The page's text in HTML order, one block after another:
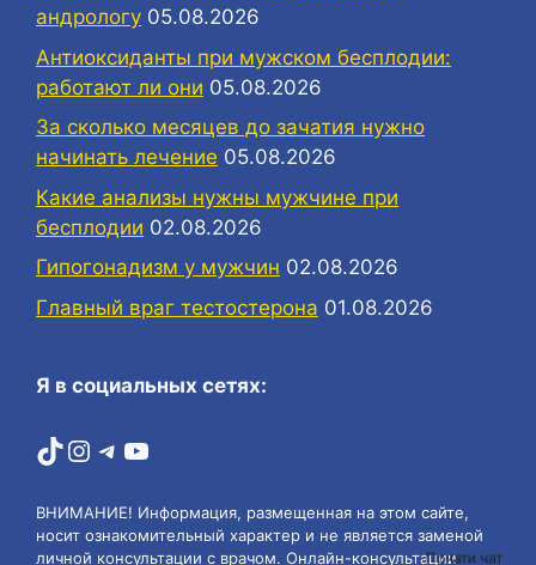
андрологу 05.08.2026
Антиоксиданты при мужском бесплодии:
работают ли они 05.08.2026
За сколько месяцев до зачатия нужно
начинать лечение 05.08.2026
Какие анализы нужны мужчине при
бесплодии 02.08.2026
Гипогонадизм у мужчин 02.08.2026
Главный враг тестостерона 01.08.2026
Я в социальных сетях:
TikTok
Instagram
Telegram
YouTube
ВНИМАНИЕ! Информация, размещенная на этом сайте,
носит ознакомительный характер и не является заменой
личной консультации с врачом. Онлайн-консультацииПочати чат